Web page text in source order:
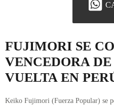
FUJIMORI SE
VENCEDORA
VUELTA EN
Keiko Fujimori (Fuerza Popular) se